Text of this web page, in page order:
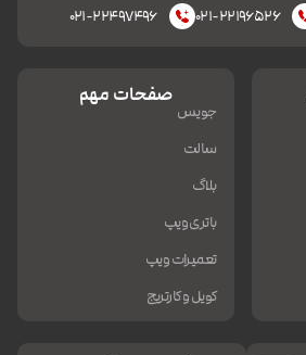
۰۲۱-۲۲۱۹۶۵۲۶ ۰۲۱-۲۲۴۹۷۴۹۶
صفحات مهم
جویس
سالت
بلاگ
باتری ویپ
تعمیرات ویپ
کویل و کارتریج